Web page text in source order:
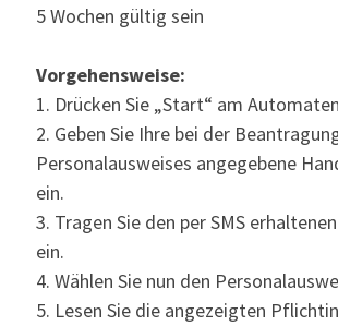
5 Wochen gültig sein
Vorgehensweise:
1. Drücken Sie „Start“ am
2. Geben Sie Ihre bei der
Personalausweises angegebene
ein.
3. Tragen Sie den per SMS
ein.
4. Wählen Sie nun den
5. Lesen Sie die angezeigten